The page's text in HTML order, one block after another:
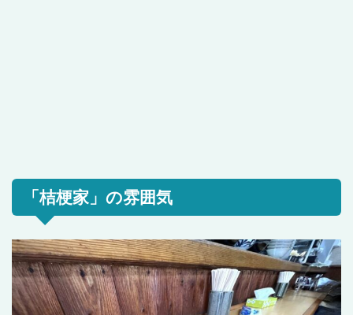
「桔梗家」の雰囲気